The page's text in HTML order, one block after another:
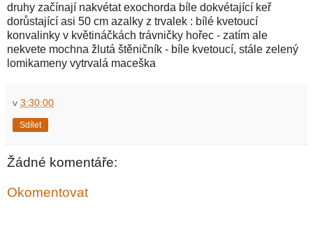
druhy začínají nakvétat exochorda bíle dokvétající keř
dorůstající asi 50 cm azalky z trvalek : bílé kvetoucí
konvalinky v květináčkách trávničky hořec - zatím ale
nekvete mochna žlutá štěničník - bíle kvetoucí, stále zelený
lomikameny vytrvalá maceška
v 3:30:00
Sdílet
Žádné komentáře:
Okomentovat